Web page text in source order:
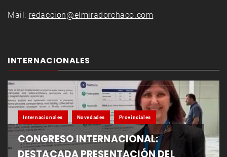
Mail: redaccion@elmiradorchaco.com
INTERNACIONALES
Internacionales Novedades Provinciales
CONGRESO INTERNACIONAL:
DESTACADA PRESENTACIÓN DEL